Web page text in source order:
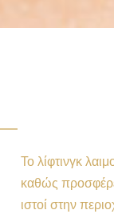
Το λίφτινγκ
καθώς
ιστοί στην